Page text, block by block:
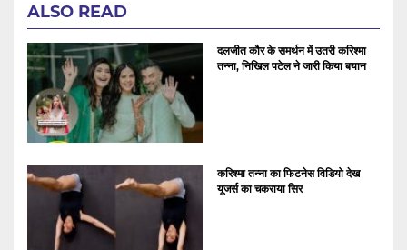
ALSO READ
दलजीत कौर के समर्थन में उतरी करिश्मा
तन्ना, निखिल पटेल ने जारी किया बयान
करिश्मा तन्ना का फिटनेस विडियो देख
यूजर्स का चकराया सिर